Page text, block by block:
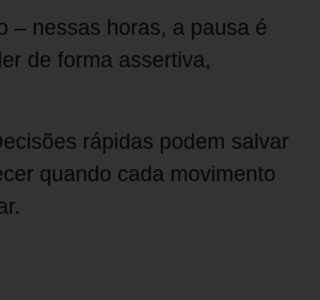
– nessas horas, a pausa é
de forma assertiva,
rápidas podem salvar
quando cada movimento